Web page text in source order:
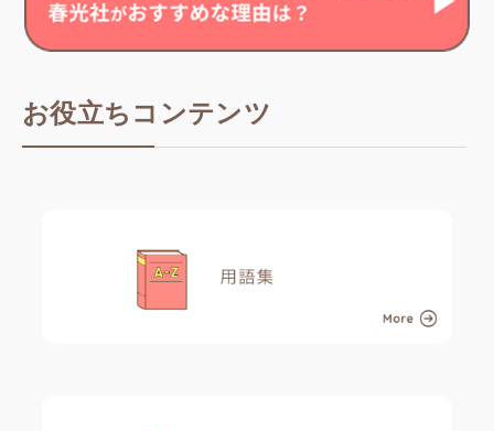
お役立ちコンテンツ